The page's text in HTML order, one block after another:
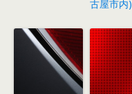
古屋市内)